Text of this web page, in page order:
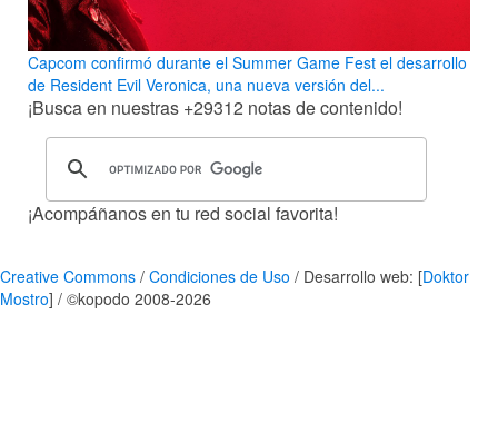
Capcom confirmó durante el Summer Game Fest el desarrollo
de Resident Evil Veronica, una nueva versión del...
¡Busca en nuestras +29312 notas de contenido!
¡Acompáñanos en tu red social favorita!
Creative Commons / Condiciones de Uso / Desarrollo web: [Doktor
Mostro] / ©kopodo 2008-2026